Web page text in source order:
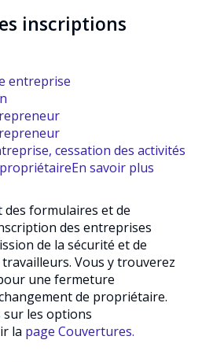
inscriptions
entreprise
cessation des activités
En savoir plus
formulaires et de
des entreprises
de la sécurité et de
travailleurs. Vous y trouverez
une fermeture
de propriétaire.
sur les options
la page Couvertures.